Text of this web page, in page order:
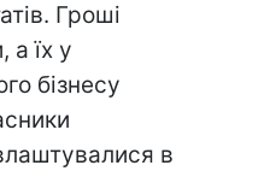
Гроші
а їх у
бізнесу
в